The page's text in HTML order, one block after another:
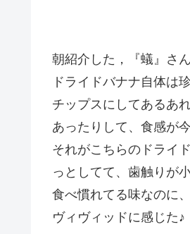
朝紹介した，『蟻』さ
ドライドバナナ自体は
チップスにしてあるあ
あったりして、食感が
それがこちらのドライ
っとしてて、歯触りが
食べ慣れてる味なのに
ヴィヴィッドに感じた♪